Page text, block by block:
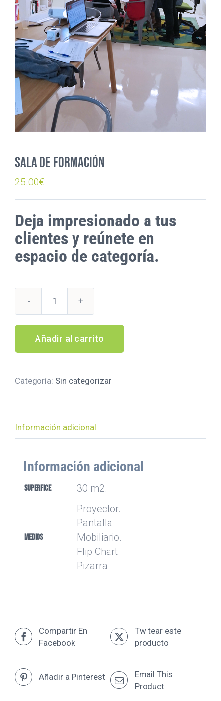
Sala de Formación
25.00€
Deja impresionado a tus
clientes y reúnete en
espacio de categoría.
Sala
de
Añadir al carrito
Categoría: Sin categorizar
Información adicional
Información adicional
Superfice 30 m2.
Medios
Proyector.
Pantalla
Mobiliario.
Flip Chart
Pizarra
Compartir En
Facebook
Twitear este
producto
Añadir a Pinterest
Email This
Product